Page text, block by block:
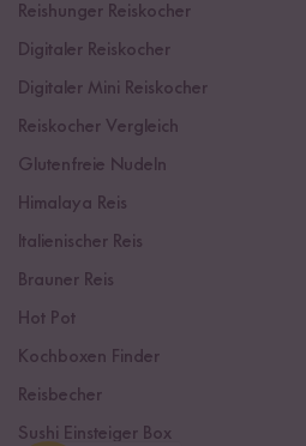
Reishunger Reiskocher
Digitaler Reiskocher
Digitaler Mini Reiskocher
Reiskocher Vergleich
Glutenfreie Nudeln
Himalaya Reis
Italienischer Reis
Brauner Reis
Hot Pot
Kochboxen Finder
Reisbecher
Sushi Einsteiger Box